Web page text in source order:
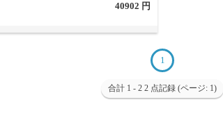
40902 円
1
合計 1 - 2 2 点記録 (ページ: 1)